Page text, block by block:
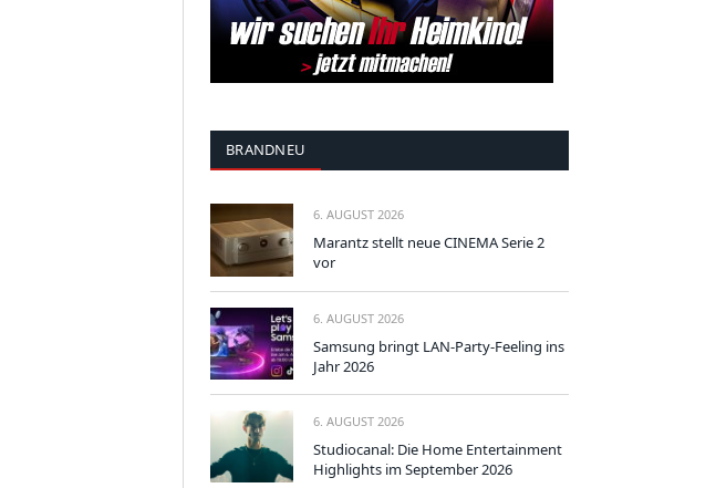
BRANDNEU
6. AUGUST 2026
Marantz stellt neue CINEMA Serie 2
vor
6. AUGUST 2026
Samsung bringt LAN-Party-Feeling ins
Jahr 2026
6. AUGUST 2026
Studiocanal: Die Home Entertainment
Highlights im September 2026